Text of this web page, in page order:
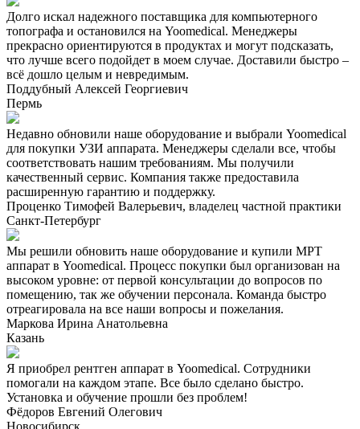
Долго искал надежного поставщика для компьютерного
топографа и остановился на Yoomedical. Менеджеры
прекрасно ориентируются в продуктах и могут подсказать,
что лучше всего подойдет в моем случае. Доставили быстро –
всё дошло целым и невредимым.
Поддубный Алексей Георгиевич
Пермь
Недавно обновили наше оборудование и выбрали Yoomedical
для покупки УЗИ аппарата. Менеджеры сделали все, чтобы
соответствовать нашим требованиям. Мы получили
качественный сервис. Компания также предоставила
расширенную гарантию и поддержку.
Проценко Тимофей Валерьевич, владелец частной практики
Санкт-Петербург
Мы решили обновить наше оборудование и купили МРТ
аппарат в Yoomedical. Процесс покупки был организован на
высоком уровне: от первой консультации до вопросов по
помещению, так же обучении персонала. Команда быстро
отреагировала на все наши вопросы и пожелания.
Маркова Ирина Анатольевна
Казань
Я приобрел рентген аппарат в Yoomedical. Сотрудники
помогали на каждом этапе. Все было сделано быстро.
Установка и обучение прошли без проблем!
Фёдоров Евгений Олегович